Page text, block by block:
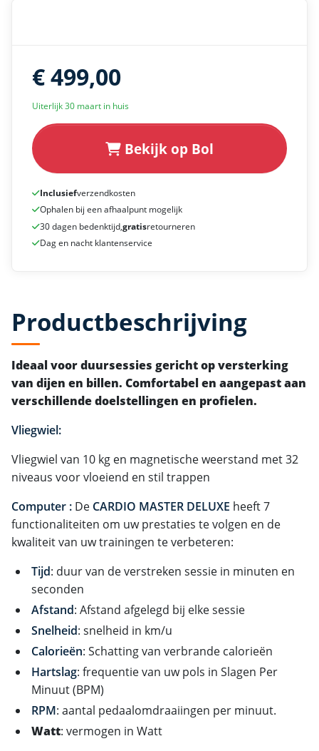
€ 499,00
Uiterlijk 30 maart in huis
Bekijk op Bol
Inclusiefverzendkosten
Ophalen bij een afhaalpunt mogelijk
30 dagen bedenktijd,gratisretourneren
Dag en nacht klantenservice
Productbeschrijving
Ideaal voor duursessies gericht op versterking
van dijen en billen. Comfortabel en aangepast aan
verschillende doelstellingen en profielen.
Vliegwiel:
Vliegwiel van 10 kg en magnetische weerstand met 32
niveaus voor vloeiend en stil trappen
Computer : De CARDIO MASTER DELUXE heeft 7
functionaliteiten om uw prestaties te volgen en de
kwaliteit van uw trainingen te verbeteren:
Tijd: duur van de verstreken sessie in minuten en
seconden
Afstand: Afstand afgelegd bij elke sessie
Snelheid: snelheid in km/u
Calorieën: Schatting van verbrande calorieën
Hartslag: frequentie van uw pols in Slagen Per
Minuut (BPM)
RPM: aantal pedaalomdraaiingen per minuut.
Watt: vermogen in Watt